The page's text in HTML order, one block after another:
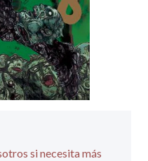
si necesita más